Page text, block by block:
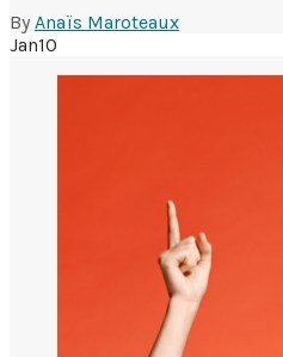
By Anaïs Maroteaux
Jan10